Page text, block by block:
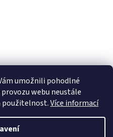
umožnili pohodlné
webu neustále
použitelnost.Více informací
Shoptet